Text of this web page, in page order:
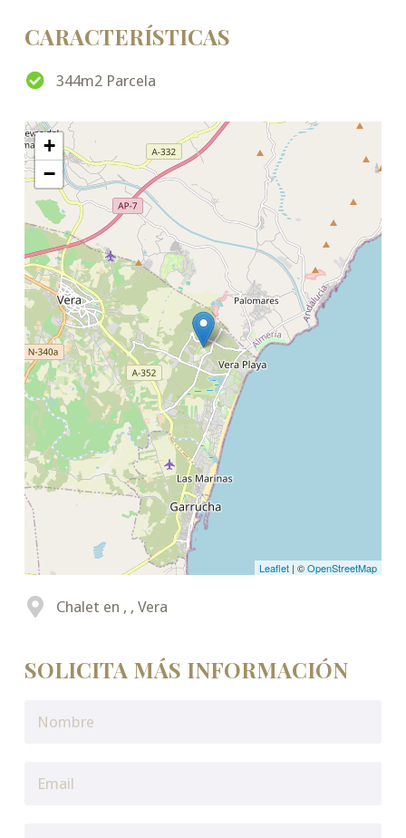
CARACTERÍSTICAS
344m2 Parcela
+
−
Leaflet | ©OpenStreetMap
Chalet en , , Vera
SOLICITA MÁS INFORMACIÓN